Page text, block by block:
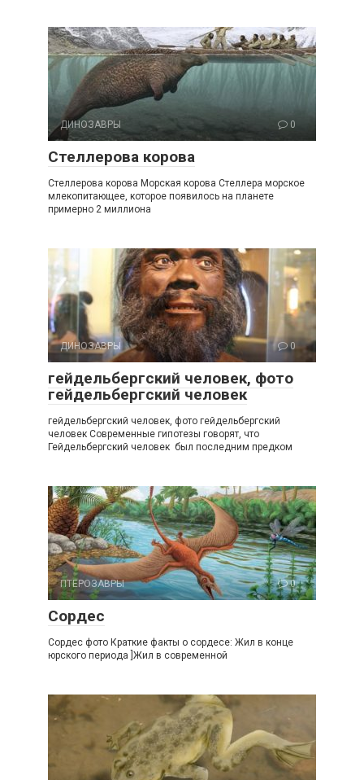
ДИНОЗАВРЫ 0
Стеллерова корова
Стеллерова корова Морская корова Стеллера морское
млекопитающее, которое появилось на планете
примерно 2 миллиона
ДИНОЗАВРЫ 0
гейдельбергский человек, фото
гейдельбергский человек
гейдельбергский человек, фото гейдельбергский
человек Современные гипотезы говорят, что
Гейдельбергский человек был последним предком
ПТЕРОЗАВРЫ 0
Сордес
Сордес фото Краткие факты о сордесе: Жил в конце
юрского периода ]Жил в современной